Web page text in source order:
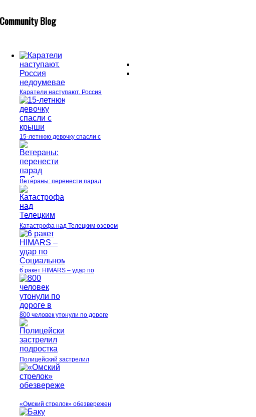
Community Blog
Каратели наступают. Россия
15-летнюю девочку спасли с
Ветераны: перенести парад
Катастрофа над Телецким озером
6 ракет HIMARS – удар по
800 человек утонули по дороге
Полицейский застрелил
«Омский стрелок» обезвережен